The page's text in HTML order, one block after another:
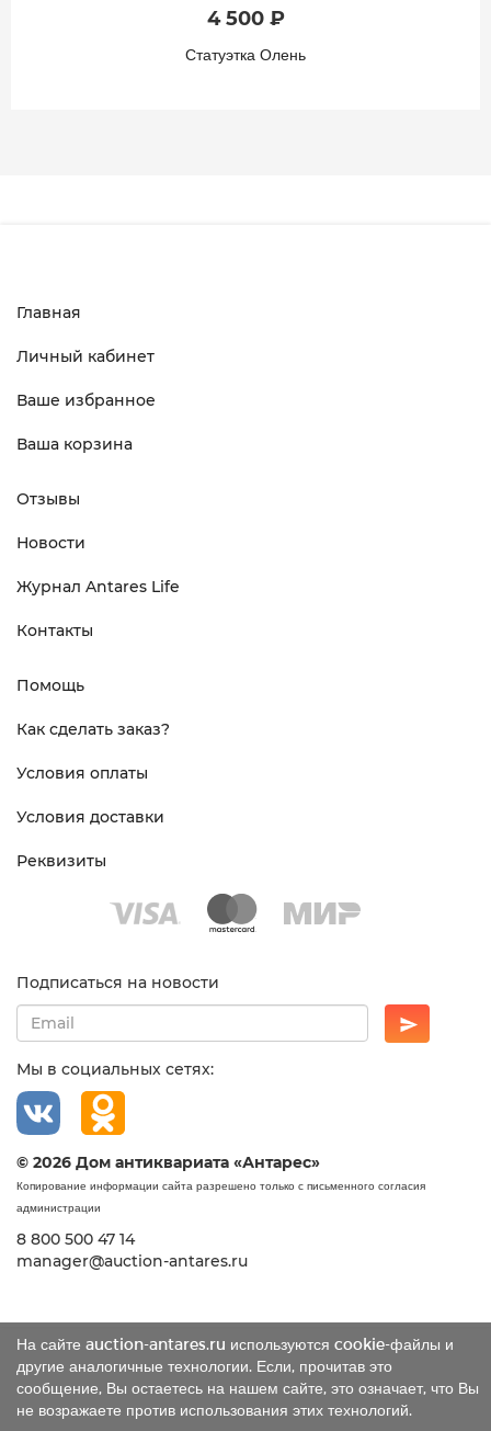
4 500 ₽
Статуэтка Олень
На сайте auction-antares.ru используются cookie-файлы и
другие аналогичные технологии. Если, прочитав это
сообщение, Вы остаетесь на нашем сайте, это означает, что Вы
не возражаете против использования этих технологий.
Главная
Личный кабинет
Ваше избранное
Ваша корзина
Отзывы
Новости
Журнал Antares Life
Контакты
Помощь
Как сделать заказ?
Условия оплаты
Условия доставки
Реквизиты
Подписаться на новости
Мы в социальных сетях:
© 2026 Дом антиквариата «Антарес»
Копирование информации сайта разрешено только с письменного согласия
администрации
8 800 500 47 14
manager@auction-antares.ru